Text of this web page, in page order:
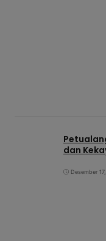
dan
Desember